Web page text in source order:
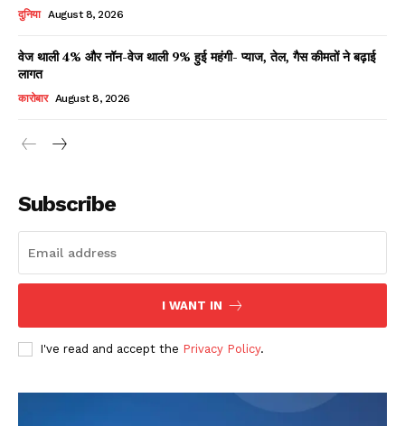
दुनिया August 8, 2026
वेज थाली 4% और नॉन-वेज थाली 9% हुई महंगी- प्याज, तेल, गैस कीमतों ने बढ़ाई
लागत
कारोबार August 8, 2026
Subscribe
I WANT IN
I've read and accept the Privacy Policy.